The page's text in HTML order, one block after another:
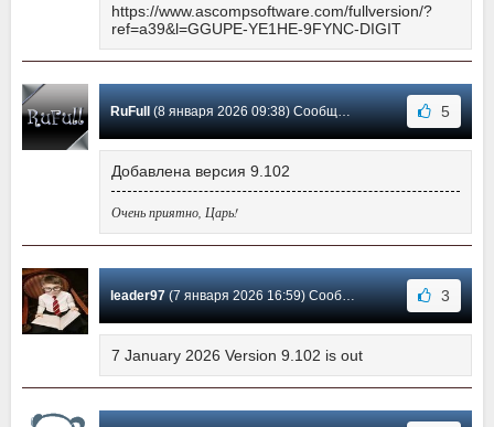
https://www.ascompsoftware.com/fullversion/?
ref=a39&l=GGUPE-YE1HE-9FYNC-DIGIT
RuFull(8 января 2026 09:38) Сообщение #106 5
Добавлена версия 9.102
Очень приятно, Царь!
leader97(7 января 2026 16:59) Сообщение #105 3
7 January 2026 Version 9.102 is out